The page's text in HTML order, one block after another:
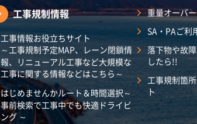
工事規制情報
工事情報お役立ちサイト
～工事規制予定MAP、レーン閉鎖情
報、リニューアル工事など大規模な
工事に関する情報などはこちら～
はじめませんかルート＆時間選択～
事前検索で工事中でも快適ドライビ
ング ～
重量オーバ
SA・PAご利
落下物や故
したら!!
工事規制箇
ト